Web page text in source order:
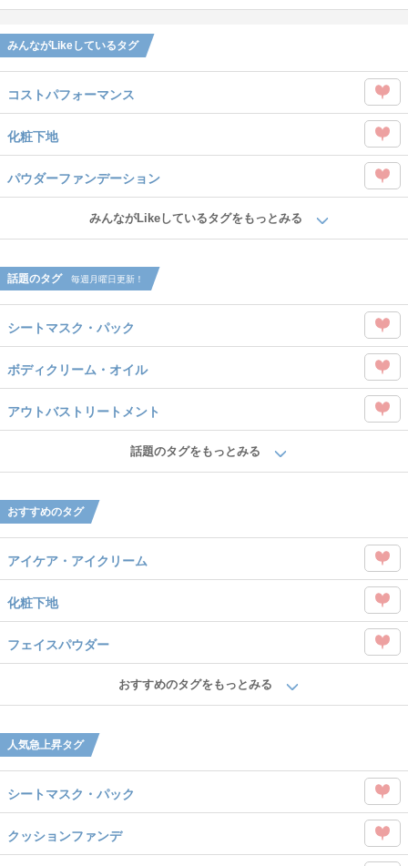
みんながLikeしているタグ
コストパフォーマンス
この
タグ
を
Like
化粧下地
この
タグ
Like
パウダーファンデーション
この
みんながLikeしているタグをもっとみる
話題のタグ 毎週月曜日更新！
シートマスク・パック
この
タグ
を
Like
ボディクリーム・オイル
この
タグ
Like
アウトバストリートメント
この
話題のタグをもっとみる
おすすめのタグ
アイケア・アイクリーム
この
タグ
を
Like
化粧下地
この
タグ
Like
フェイスパウダー
この
おすすめのタグをもっとみる
人気急上昇タグ
シートマスク・パック
この
タグ
クッションファンデ
この